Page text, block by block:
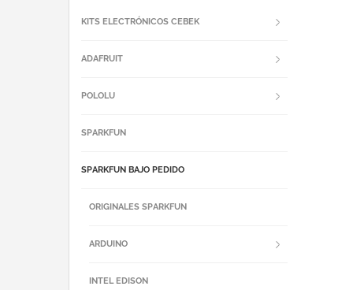
KITS ELECTRÓNICOS CEBEK
ADAFRUIT
POLOLU
SPARKFUN
SPARKFUN BAJO PEDIDO
ORIGINALES SPARKFUN
ARDUINO
INTEL EDISON